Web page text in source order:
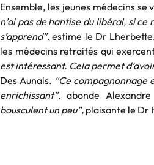
Ensemble, les jeunes médecins
n’ai pas de hantise du libéral, si
s’apprend”,estime le Dr
les médecins retraités qui
est intéressant. Cela permet
Des Aunais. “Ce compagnonnage
enrichissant”, abonde
bousculent un peu”, plaisante le Dr